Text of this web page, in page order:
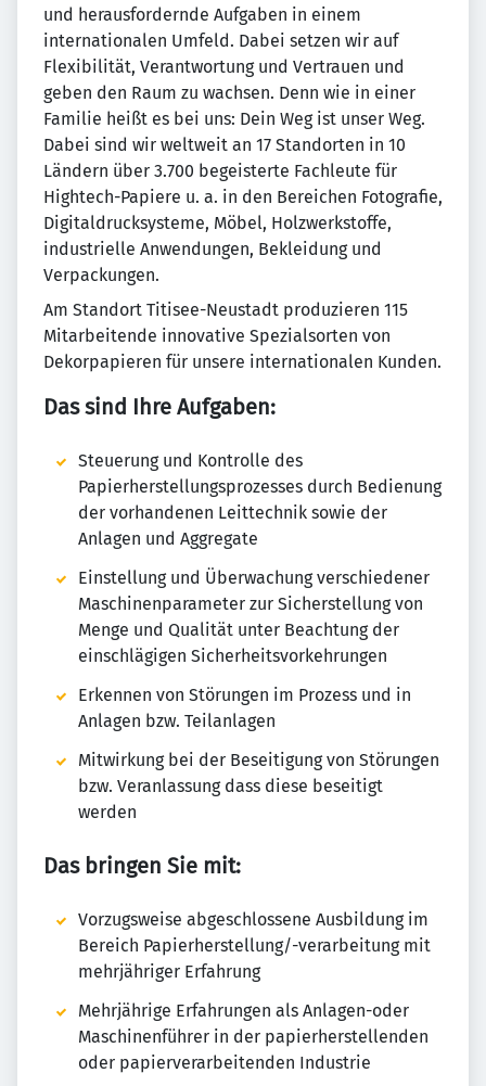
und herausfordernde Aufgaben in einem
internationalen Umfeld. Dabei setzen wir auf
Flexibilität, Verantwortung und Vertrauen und
geben den Raum zu wachsen. Denn wie in einer
Familie heißt es bei uns: Dein Weg ist unser Weg.
Dabei sind wir weltweit an 17 Standorten in 10
Ländern über 3.700 begeisterte Fachleute für
Hightech-Papiere u. a. in den Bereichen Fotografie,
Digitaldrucksysteme, Möbel, Holzwerkstoffe,
industrielle Anwendungen, Bekleidung und
Verpackungen.
Am Standort Titisee-Neustadt produzieren 115
Mitarbeitende innovative Spezialsorten von
Dekorpapieren für unsere internationalen Kunden.
Das sind Ihre Aufgaben:
Steuerung und Kontrolle des
Papierherstellungsprozesses durch Bedienung
der vorhandenen Leittechnik sowie der
Anlagen und Aggregate
Einstellung und Überwachung verschiedener
Maschinenparameter zur Sicherstellung von
Menge und Qualität unter Beachtung der
einschlägigen Sicherheitsvorkehrungen
Erkennen von Störungen im Prozess und in
Anlagen bzw. Teilanlagen
Mitwirkung bei der Beseitigung von Störungen
bzw. Veranlassung dass diese beseitigt
werden
Das bringen Sie mit:
Vorzugsweise abgeschlossene Ausbildung im
Bereich Papierherstellung/-verarbeitung mit
mehrjähriger Erfahrung
Mehrjährige Erfahrungen als Anlagen-oder
Maschinenführer in der papierherstellenden
oder papierverarbeitenden Industrie